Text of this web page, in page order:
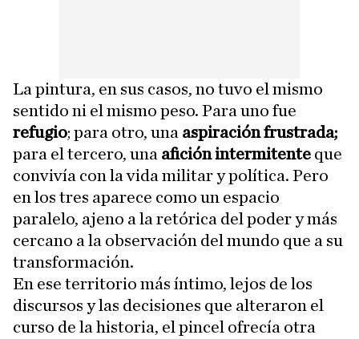
La pintura, en sus casos, no tuvo el mismo
sentido ni el mismo peso. Para uno fue
refugio; para otro, una aspiración frustrada;
para el tercero, una afición intermitente que
convivía con la vida militar y política. Pero
en los tres aparece como un espacio
paralelo, ajeno a la retórica del poder y más
cercano a la observación del mundo que a su
transformación.
En ese territorio más íntimo, lejos de los
discursos y las decisiones que alteraron el
curso de la historia, el pincel ofrecía otra